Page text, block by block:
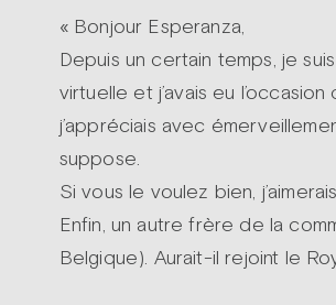
« Bonjour Esperanza,
Depuis un certain temps, je
virtuelle et j’avais eu
j’appréciais avec
suppose.
Si vous le voulez bien,
Enfin, un autre frère de la
Belgique). Aurait-il rejoint le